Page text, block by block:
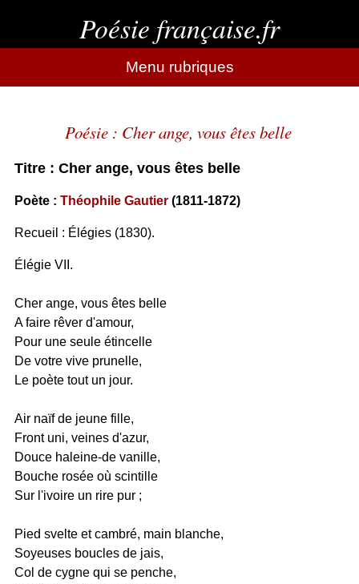
Poésie française.fr
Menu rubriques
Poésie : Cher ange, vous êtes belle
Titre : Cher ange, vous êtes belle
Poète : Théophile Gautier(1811-1872)
Recueil : Élégies (1830).
Élégie VII.
Cher ange, vous êtes belle
A faire rêver d'amour,
Pour une seule étincelle
De votre vive prunelle,
Le poète tout un jour.
Air naïf de jeune fille,
Front uni, veines d'azur,
Douce haleine-de vanille,
Bouche rosée où scintille
Sur l'ivoire un rire pur ;
Pied svelte et cambré, main blanche,
Soyeuses boucles de jais,
Col de cygne qui se penche,